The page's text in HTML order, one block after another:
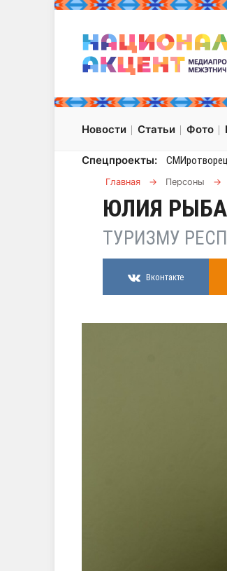
Новости Статьи Фото
Спецпроекты: СМИротворец
Главная → Персоны →
ЮЛИЯ
ТУРИЗМУ
Вконтакте